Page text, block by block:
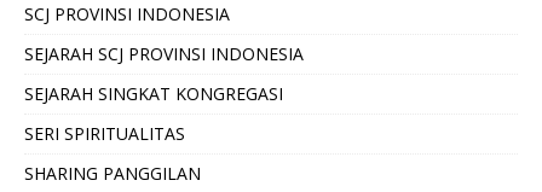
SCJ PROVINSI INDONESIA
SEJARAH SCJ PROVINSI INDONESIA
SEJARAH SINGKAT KONGREGASI
SERI SPIRITUALITAS
SHARING PANGGILAN